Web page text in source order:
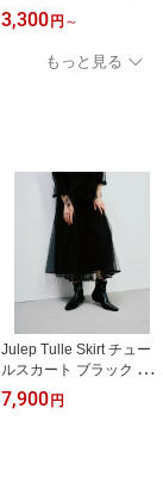
ドレス トークハット カ
クテルハット 帽子 ミニ
トーク帽 結婚式 ヘアア
クセサリー ブライダル
3,300円 ～
もっと見る
Julep Tulle Skirt チュー
ルスカート ブラック 黒
レディース スカート ロ
ングスカート チュール
7,900円